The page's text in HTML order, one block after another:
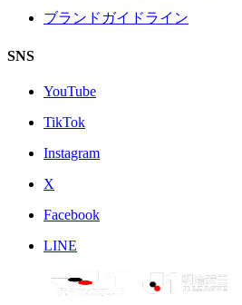
ブランドガイドライン
SNS
YouTube
TikTok
Instagram
X
Facebook
LINE